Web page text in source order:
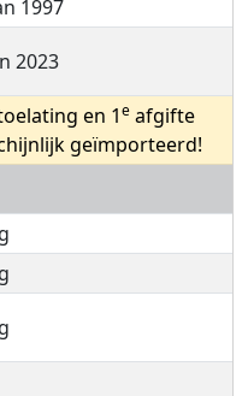
1997
2023
en 1e afgifte
geïmporteerd!